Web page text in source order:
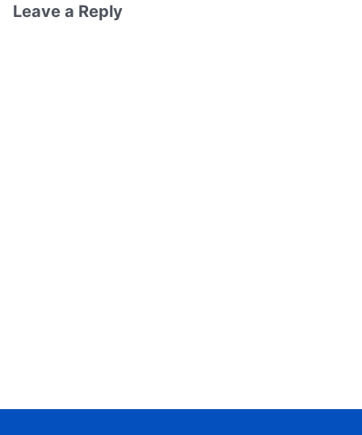
Leave a Reply